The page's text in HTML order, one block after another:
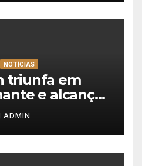
NOTÍCIAS
triunfa em
e alcança
da carreira
ADMIN